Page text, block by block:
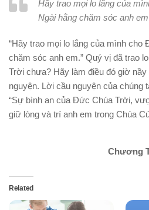
Hãy trao mọi lo lắng của
Ngài hằng chăm sóc anh
“Hãy trao mọi lo lắng của mình
chăm sóc anh em.” Quý vị đã trao
Trời chưa? Hãy làm điều đó giờ
nguyện. Lời cầu nguyện của chúng
“Sự bình an của Đức Chúa Trời,
giữ lòng và trí anh em trong Chúa
Chương
Related